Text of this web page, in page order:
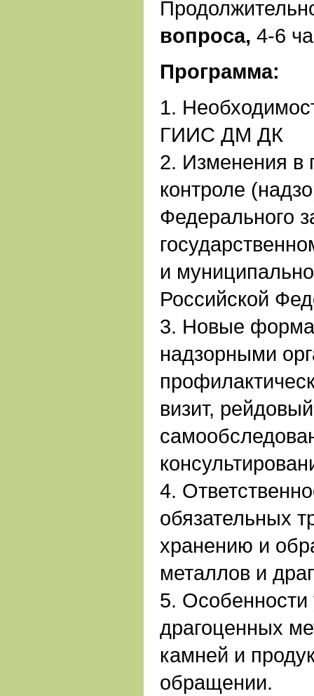
вопроса, 4-6
Программа:
1.
ГИИС ДМ ДК
2. Изменения в
контроле
Федерального
и
Российской
3. Новые
надзорными
визит,
4.
обязательных
хранению и
металлов и
5. Особенности
драгоценных
камней и
обращении.